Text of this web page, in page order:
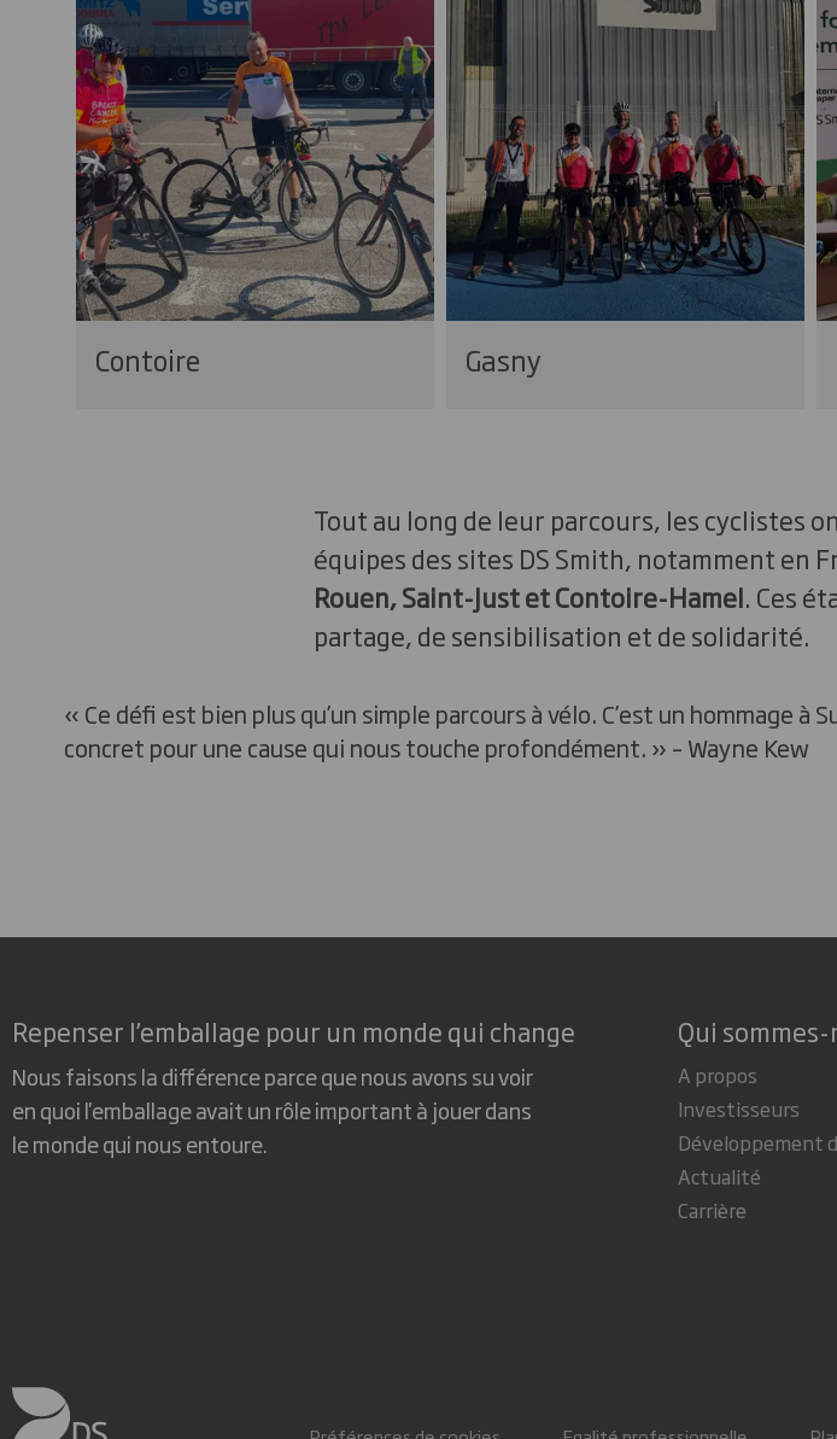
Contoire Gasny
Tout au long de leur parcours, les cyclistes
équipes des sites DS Smith, notamment en
Rouen, Saint-Just et Contoire-Hamel. Ces
partage, de sensibilisation et de solidarité.
« Ce défi est bien plus qu’un simple parcours à vélo. C’est un hommage
concret pour une cause qui nous touche profondément. » – Wayne Kew
Repenser l’emballage pour un monde qui change
Nous faisons la différence parce que nous avons su voir
en quoi l'emballage avait un rôle important à jouer dans
le monde qui nous entoure.
Qui sommes-
A propos
Investisseurs
Développement
Actualité
Carrière